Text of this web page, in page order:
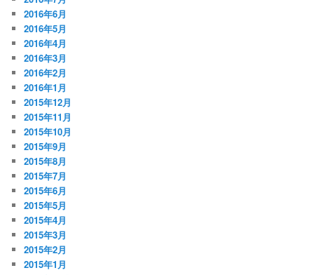
2016年6月
2016年5月
2016年4月
2016年3月
2016年2月
2016年1月
2015年12月
2015年11月
2015年10月
2015年9月
2015年8月
2015年7月
2015年6月
2015年5月
2015年4月
2015年3月
2015年2月
2015年1月